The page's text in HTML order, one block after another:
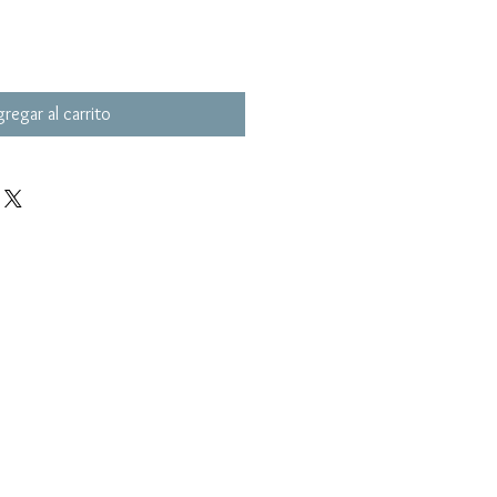
al carrito